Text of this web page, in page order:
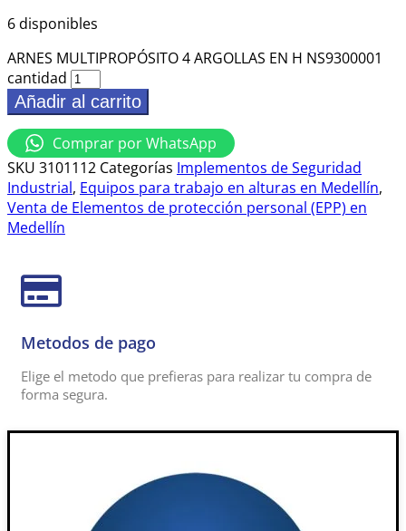
6 disponibles
ARNES MULTIPROPÓSITO 4 ARGOLLAS EN H NS9300001
cantidad
Añadir al carrito
Comprar por WhatsApp
SKU 3101112 Categorías Implementos de Seguridad
Industrial, Equipos para trabajo en alturas en Medellín,
Venta de Elementos de protección personal (EPP) en
Medellín
Metodos de pago
Elige el metodo que prefieras para realizar tu compra de
forma segura.